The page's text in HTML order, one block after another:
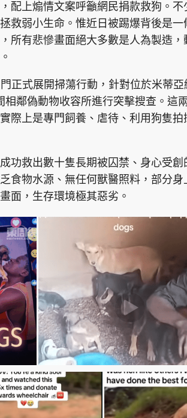
配上煽情文案呼籲網民捐款救狗。不
救弱小生命。惟近日被踢爆背後是一
所有悲慘畫面絕大多數是人為製造，
正式展開掃蕩行動，針對位於米蒂亞
鄰偽動物收容所進行突擊搜查。這
際上是專門飼養、虐待、利用狗隻拍
功救出數十隻長期被囚禁、身心受創
食物水源、無任何獸醫照料，部分身
面，生存環境極其惡劣。